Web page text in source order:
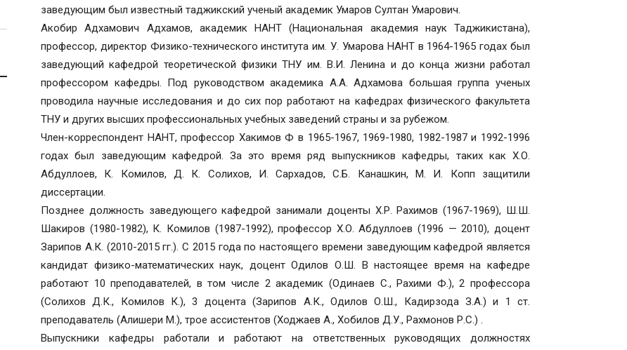
заведующим был известный таджикский ученый академик Умаров Султан Умарович.
Акобир Адхамович Адхамов, академик НАНТ (Национальная академия наук Таджикистана),
профессор, директор Физико-технического института им. У. Умарова НАНТ в 1964-1965 годах был
заведующий кафедрой теоретической физики ТНУ им. В.И. Ленина и до конца жизни работал
профессором кафедры. Под руководством академика А.А. Адхамова большая группа ученых
проводила научные исследования и до сих пор работают на кафедрах физического факультета
ТНУ и других высших профессиональных учебных заведений страны и за рубежом.
Член-корреспондент НАНТ, профессор Хакимов Ф в 1965-1967, 1969-1980, 1982-1987 и 1992-1996
годах был заведующим кафедрой. За это время ряд выпускников кафедры, таких как Х.О.
Абдуллоев, К. Комилов, Д. К. Солихов, И. Сархадов, С.Б. Канашкин, М. И. Копп защитили
диссертации.
Позднее должность заведующего кафедрой занимали доценты Х.Р. Рахимов (1967-1969), Ш.Ш.
Шакиров (1980-1982), К. Комилов (1987-1992), профессор Х.О. Абдуллоев (1996 — 2010), доцент
Зарипов А.К. (2010-2015 гг.). С 2015 года по настоящего времени заведующим кафедрой является
кандидат физико-математических наук, доцент Одилов О.Ш. В настоящее время на кафедре
работают 10 преподавателей, в том числе 2 академик (Одинаев С., Рахими Ф.), 2 профессора
(Солихов Д.К., Комилов К.), 3 доцента (Зарипов А.К., Одилов О.Ш., Кадирзода З.А.) и 1 ст.
преподаватель (Алишери М.), трое ассистентов (Ходжаев А., Хобилов Д.У., Рахмонов Р.С.) .
Выпускники кафедры работали и работают на ответственных руководящих должностях